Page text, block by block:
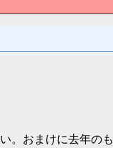
。おまけに去年の